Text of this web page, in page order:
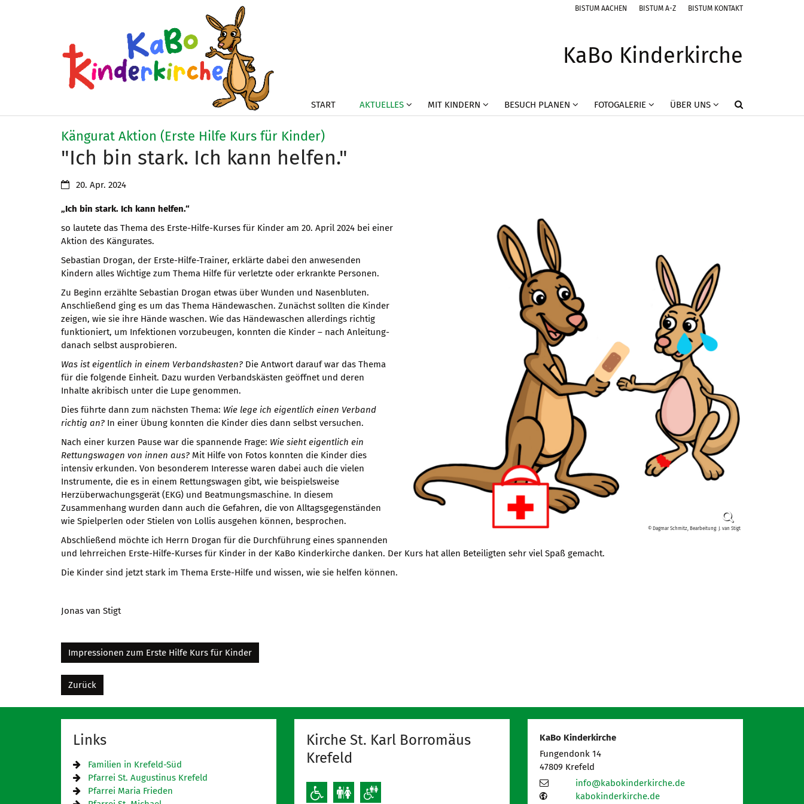
BISTUM AACHEN BISTUM A-Z BISTUM KONTAKT
KaBo Kinderkirche
START AKTUELLES MIT KINDERN BESUCH PLANEN FOTOGALERIE ÜBER UNS
Kängurat Aktion (Erste Hilfe Kurs für Kinder):
"Ich bin stark. Ich kann helfen."
© Dagmar Schmitz, Bearbeitung: J. van Stigt
Datum:20. Apr. 2024
„Ich bin stark. Ich kann helfen.“
so lautete das Thema des Erste-Hilfe-Kurses für Kinder am 20. April 2024 bei einer
Aktion des Kängurates.
Sebastian Drogan, der Erste-Hilfe-Trainer, erklärte dabei den anwesenden
Kindern alles Wichtige zum Thema Hilfe für verletzte oder erkrankte Personen.
Zu Beginn erzählte Sebastian Drogan etwas über Wunden und Nasenbluten.
Anschließend ging es um das Thema Händewaschen. Zunächst sollten die Kinder
zeigen, wie sie ihre Hände waschen. Wie das Händewaschen allerdings richtig
funktioniert, um Infektionen vorzubeugen, konnten die Kinder – nach Anleitung-
danach selbst ausprobieren.
Was ist eigentlich in einem Verbandskasten? Die Antwort darauf war das Thema
für die folgende Einheit. Dazu wurden Verbandskästen geöffnet und deren
Inhalte akribisch unter die Lupe genommen.
Dies führte dann zum nächsten Thema: Wie lege ich eigentlich einen Verband
richtig an? In einer Übung konnten die Kinder dies dann selbst versuchen.
Nach einer kurzen Pause war die spannende Frage: Wie sieht eigentlich ein
Rettungswagen von innen aus? Mit Hilfe von Fotos konnten die Kinder dies
intensiv erkunden. Von besonderem Interesse waren dabei auch die vielen
Instrumente, die es in einem Rettungswagen gibt, wie beispielsweise
Herzüberwachungsgerät (EKG) und Beatmungsmaschine. In diesem
Zusammenhang wurden dann auch die Gefahren, die von Alltagsgegenständen
wie Spielperlen oder Stielen von Lollis ausgehen können, besprochen.
Abschließend möchte ich Herrn Drogan für die Durchführung eines spannenden
und lehrreichen Erste-Hilfe-Kurses für Kinder in der KaBo Kinderkirche danken. Der Kurs hat allen Beteiligten sehr viel Spaß gemacht.
Die Kinder sind jetzt stark im Thema Erste-Hilfe und wissen, wie sie helfen können.
Jonas van Stigt
Impressionen zum Erste Hilfe Kurs für Kinder
Zurück
Links
Familien in Krefeld-Süd
Pfarrei St. Augustinus Krefeld
Pfarrei Maria Frieden
Kirche St. Karl Borromäus
Krefeld
KaBo Kinderkirche
Fungendonk 14
47809 Krefeld
info@kabokinderkirche.de
kabokinderkirche.de